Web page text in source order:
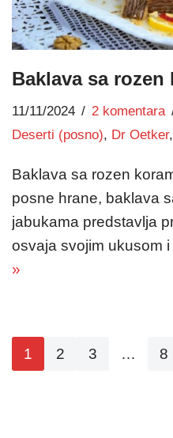
Baklava sa rozen
11/11/2024
2 komentara
Deserti (posno), Dr Oetker,
Baklava sa rozen
posne hrane, baklava
jabukama predstavlja
osvaja svojim ukusom
»
1 2 3 … 8